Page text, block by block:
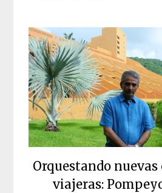
Orquestando
viajeras: